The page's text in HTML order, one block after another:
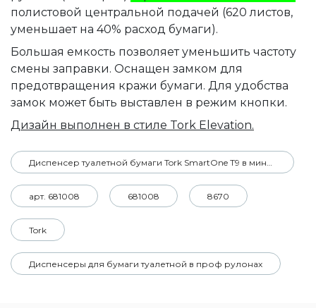
полистовой центральной подачей (620 листов,
уменьшает на 40% расход бумаги).
Большая емкость позволяет уменьшить частоту
смены заправки. Оснащен замком для
предотвращения кражи бумаги. Для удобства
замок может быть выставлен в режим кнопки.
Дизайн выполнен в стиле Tork Elevation.
Диспенсер туалетной бумаги Tork SmartOne T9 в мини рулонах
арт. 681008 681008 8670
Tork
Диспенсеры для бумаги туалетной в проф рулонах